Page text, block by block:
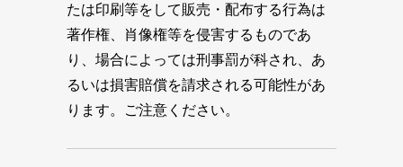
たは印刷等をして販売・配布する行為は
著作権、肖像権等を侵害するものであ
り、場合によっては刑事罰が科され、あ
るいは損害賠償を請求される可能性があ
ります。ご注意ください。